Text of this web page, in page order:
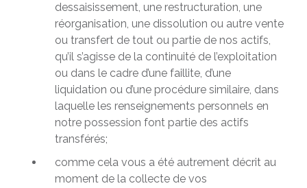
dessaisissement, une restructuration, une
réorganisation, une dissolution ou autre vente
ou transfert de tout ou partie de nos actifs,
qu’il s’agisse de la continuité de l’exploitation
ou dans le cadre d’une faillite, d’une
liquidation ou d’une procédure similaire, dans
laquelle les renseignements personnels en
notre possession font partie des actifs
transférés;
comme cela vous a été autrement décrit au
moment de la collecte de vos